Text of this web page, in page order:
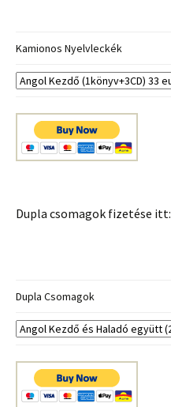
Kamionos Nyelvleckék
Dupla csomagok fizetése itt:
Dupla Csomagok